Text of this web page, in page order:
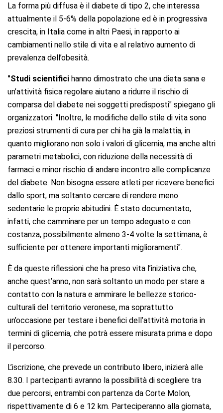
La forma più diffusa è il diabete di tipo 2, che interessa
attualmente il 5-6% della popolazione ed è in progressiva
crescita, in Italia come in altri Paesi, in rapporto ai
cambiamenti nello stile di vita e al relativo aumento di
prevalenza dell’obesità.
"Studi scientifici hanno dimostrato che una dieta sana e
un’attività fisica regolare aiutano a ridurre il rischio di
comparsa del diabete nei soggetti predisposti" spiegano gli
organizzatori. "Inoltre, le modifiche dello stile di vita sono
preziosi strumenti di cura per chi ha già la malattia, in
quanto migliorano non solo i valori di glicemia, ma anche altri
parametri metabolici, con riduzione della necessità di
farmaci e minor rischio di andare incontro alle complicanze
del diabete. Non bisogna essere atleti per ricevere benefici
dallo sport, ma soltanto cercare di rendere meno
sedentarie le proprie abitudini. È stato documentato,
infatti, che camminare per un tempo adeguato e con
costanza, possibilmente almeno 3-4 volte la settimana, è
sufficiente per ottenere importanti miglioramenti".
È da queste riflessioni che ha preso vita l’iniziativa che,
anche quest’anno, non sarà soltanto un modo per stare a
contatto con la natura e ammirare le bellezze storico-
culturali del territorio veronese, ma soprattutto
un’occasione per testare i benefici dell’attività motoria in
termini di glicemia, che potrà essere misurata prima e dopo
il percorso.
L’iscrizione, che prevede un contributo libero, inizierà alle
8.30. I partecipanti avranno la possibilità di scegliere tra
due percorsi, entrambi con partenza da Corte Molon,
rispettivamente di 6 e 12 km. Parteciperanno alla giornata,